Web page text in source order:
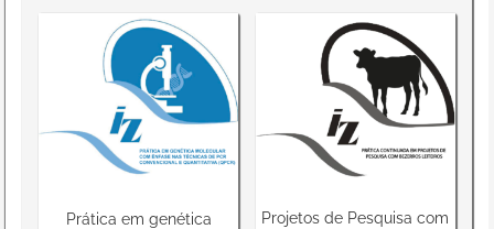
Prática em genética
Projetos de Pesquisa com